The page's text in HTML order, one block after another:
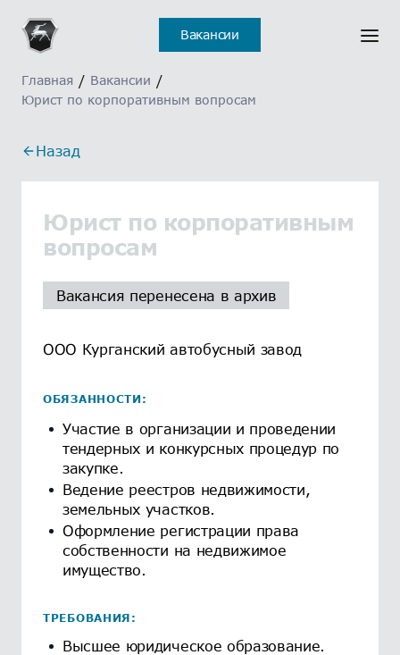
Вакансии
Главная / Вакансии /
Юрист по корпоративным вопросам
Назад
Юрист по корпоративным
вопросам
Вакансия перенесена в архив
ООО Курганский автобусный завод
ОБЯЗАННОСТИ:
Участие в организации и проведении
тендерных и конкурсных процедур по
закупке.
Ведение реестров недвижимости,
земельных участков.
Оформление регистрации права
собственности на недвижимое
имущество.
ТРЕБОВАНИЯ:
Высшее юридическое образование.